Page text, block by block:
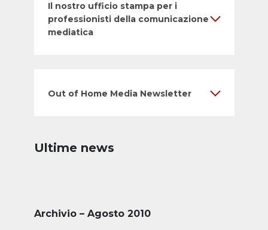
Il nostro ufficio stampa per i
professionisti della comunicazione
mediatica
Out of Home Media Newsletter
Ultime news
Archivio – Agosto 2010